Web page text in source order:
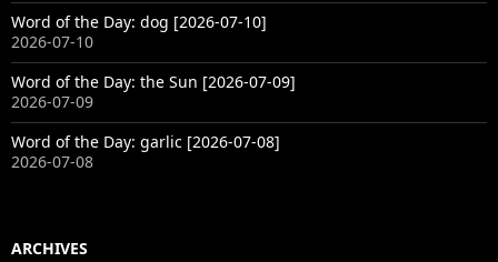
Word of the Day: dog [2026-07-10]
2026-07-10
Word of the Day: the Sun [2026-07-09]
2026-07-09
Word of the Day: garlic [2026-07-08]
2026-07-08
ARCHIVES